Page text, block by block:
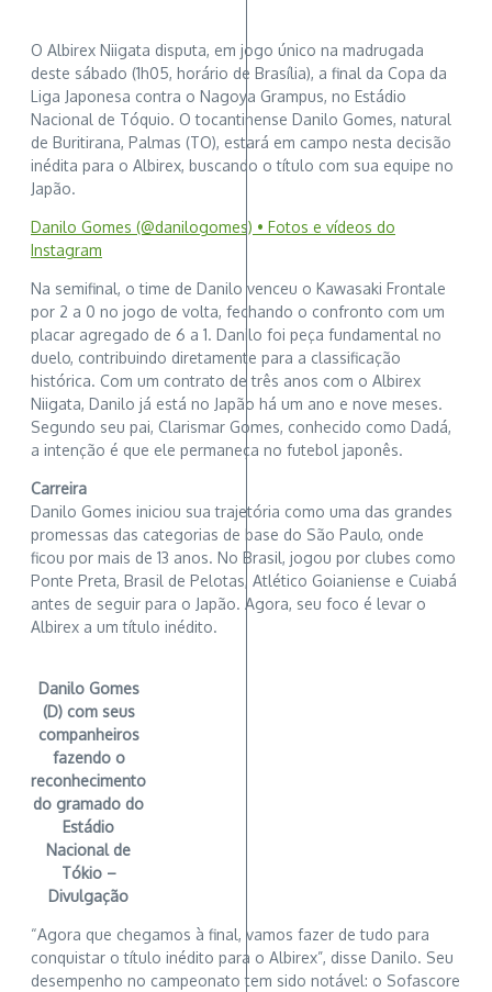
O Albirex Niigata disputa, em jogo único na madrugada
deste sábado (1h05, horário de Brasília), a final da Copa da
Liga Japonesa contra o Nagoya Grampus, no Estádio
Nacional de Tóquio. O tocantinense Danilo Gomes, natural
de Buritirana, Palmas (TO), estará em campo nesta decisão
inédita para o Albirex, buscando o título com sua equipe no
Japão.
Danilo Gomes (@danilogomes) • Fotos e vídeos do
Instagram
Na semifinal, o time de Danilo venceu o Kawasaki Frontale
por 2 a 0 no jogo de volta, fechando o confronto com um
placar agregado de 6 a 1. Danilo foi peça fundamental no
duelo, contribuindo diretamente para a classificação
histórica. Com um contrato de três anos com o Albirex
Niigata, Danilo já está no Japão há um ano e nove meses.
Segundo seu pai, Clarismar Gomes, conhecido como Dadá,
a intenção é que ele permaneça no futebol japonês.
Carreira
Danilo Gomes iniciou sua trajetória como uma das grandes
promessas das categorias de base do São Paulo, onde
ficou por mais de 13 anos. No Brasil, jogou por clubes como
Ponte Preta, Brasil de Pelotas, Atlético Goianiense e Cuiabá
antes de seguir para o Japão. Agora, seu foco é levar o
Albirex a um título inédito.
Danilo Gomes
(D) com seus
companheiros
fazendo o
reconhecimento
do gramado do
Estádio
Nacional de
Tókio –
Divulgação
“Agora que chegamos à final, vamos fazer de tudo para
conquistar o título inédito para o Albirex”, disse Danilo. Seu
desempenho no campeonato tem sido notável: o Sofascore